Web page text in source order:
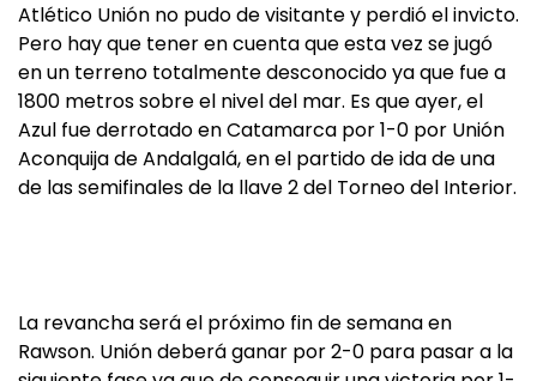
Atlético Unión no pudo de visitante y perdió el invicto.
Pero hay que tener en cuenta que esta vez se jugó
en un terreno totalmente desconocido ya que fue a
1800 metros sobre el nivel del mar. Es que ayer, el
Azul fue derrotado en Catamarca por 1-0 por Unión
Aconquija de Andalgalá, en el partido de ida de una
de las semifinales de la llave 2 del Torneo del Interior.
La revancha será el próximo fin de semana en
Rawson. Unión deberá ganar por 2-0 para pasar a la